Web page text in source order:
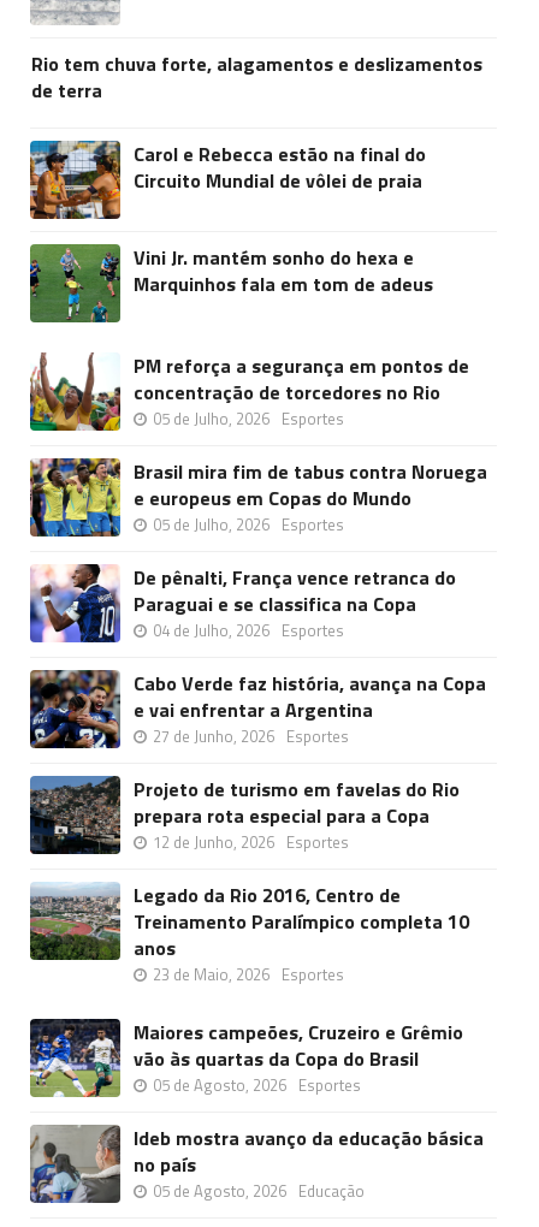
Rio tem chuva forte, alagamentos e deslizamentos
de terra
Carol e Rebecca estão na final do
Circuito Mundial de vôlei de praia
Vini Jr. mantém sonho do hexa e
Marquinhos fala em tom de adeus
PM reforça a segurança em pontos de
concentração de torcedores no Rio
05 de Julho, 2026 Esportes
Brasil mira fim de tabus contra Noruega
e europeus em Copas do Mundo
05 de Julho, 2026 Esportes
De pênalti, França vence retranca do
Paraguai e se classifica na Copa
04 de Julho, 2026 Esportes
Cabo Verde faz história, avança na Copa
e vai enfrentar a Argentina
27 de Junho, 2026 Esportes
Projeto de turismo em favelas do Rio
prepara rota especial para a Copa
12 de Junho, 2026 Esportes
Legado da Rio 2016, Centro de
Treinamento Paralímpico completa 10
anos
23 de Maio, 2026 Esportes
Maiores campeões, Cruzeiro e Grêmio
vão às quartas da Copa do Brasil
05 de Agosto, 2026 Esportes
Ideb mostra avanço da educação básica
no país
05 de Agosto, 2026 Educação